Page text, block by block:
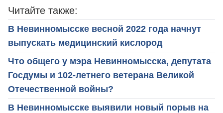
Читайте также:
В Невинномысске весной 2022 года начнут
выпускать медицинский кислород
Что общего у мэра Невинномысска, депутата
Госдумы и 102-летнего ветерана Великой
Отечественной войны?
В Невинномысске выявили новый порыв на